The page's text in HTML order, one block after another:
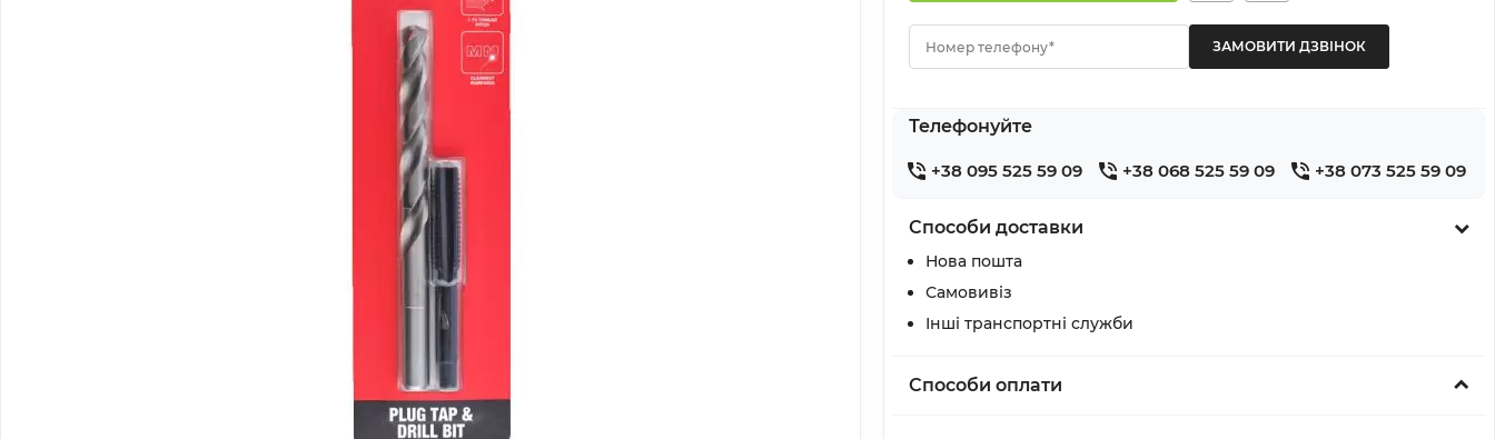
Номер телефону*
Телефонуйте
+38 095 525 59 09 +38 068 525 59 09 +38 073 525 59 09
Способи доставки
Нова пошта
Самовивіз
Інші транспортні служби
Способи оплати